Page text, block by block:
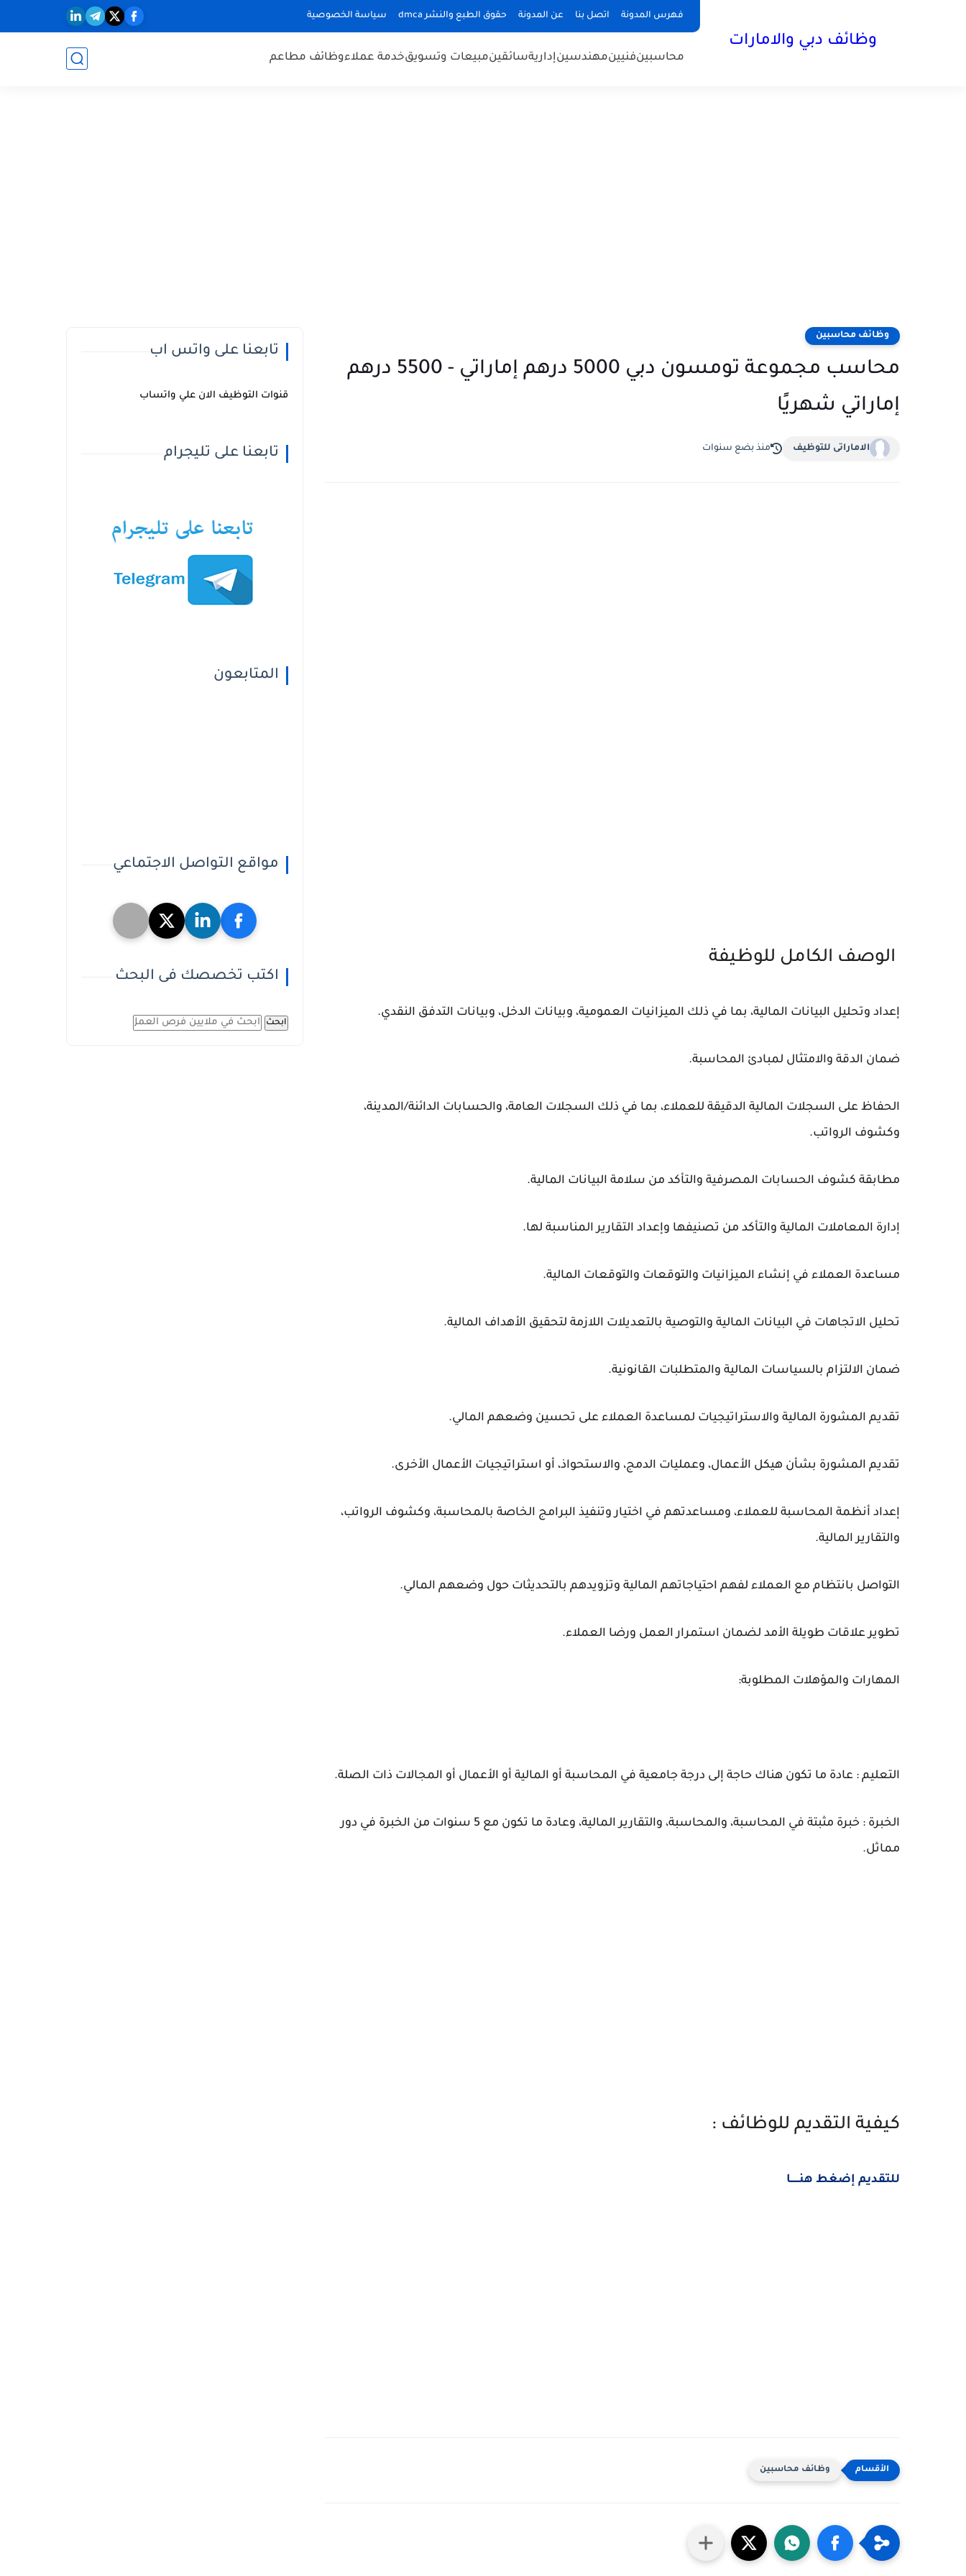
فهرس المدونة اتصل بنا عن المدونة حقوق الطبع والنشر dmca سياسة الخصوصية
وظائف دبي والامارات
محاسبينفنيينمهندسينإداريةسائقينمبيعات وتسويقخدمة عملاءوظائف مطاعم
وظائف محاسبين
محاسب مجموعة تومسون دبي 5000 درهم إماراتي - 5500 درهم
إماراتي شهريًا
الاماراتى للتوظيف منذ بضع سنوات
الوصف الكامل للوظيفة
إعداد وتحليل البيانات المالية، بما في ذلك الميزانيات العمومية، وبيانات الدخل، وبيانات التدفق النقدي.
ضمان الدقة والامتثال لمبادئ المحاسبة.
الحفاظ على السجلات المالية الدقيقة للعملاء، بما في ذلك السجلات العامة، والحسابات الدائنة/المدينة،
وكشوف الرواتب.
مطابقة كشوف الحسابات المصرفية والتأكد من سلامة البيانات المالية.
إدارة المعاملات المالية والتأكد من تصنيفها وإعداد التقارير المناسبة لها.
مساعدة العملاء في إنشاء الميزانيات والتوقعات والتوقعات المالية.
تحليل الاتجاهات في البيانات المالية والتوصية بالتعديلات اللازمة لتحقيق الأهداف المالية.
ضمان الالتزام بالسياسات المالية والمتطلبات القانونية.
تقديم المشورة المالية والاستراتيجيات لمساعدة العملاء على تحسين وضعهم المالي.
تقديم المشورة بشأن هيكل الأعمال، وعمليات الدمج، والاستحواذ، أو استراتيجيات الأعمال الأخرى.
إعداد أنظمة المحاسبة للعملاء، ومساعدتهم في اختيار وتنفيذ البرامج الخاصة بالمحاسبة، وكشوف الرواتب،
والتقارير المالية.
التواصل بانتظام مع العملاء لفهم احتياجاتهم المالية وتزويدهم بالتحديثات حول وضعهم المالي.
تطوير علاقات طويلة الأمد لضمان استمرار العمل ورضا العملاء.
المهارات والمؤهلات المطلوبة:
التعليم : عادة ما تكون هناك حاجة إلى درجة جامعية في المحاسبة أو المالية أو الأعمال أو المجالات ذات الصلة.
الخبرة : خبرة مثبتة في المحاسبة، والمحاسبة، والتقارير المالية، وعادة ما تكون مع 5 سنوات من الخبرة في دور
مماثل.
كيفية التقديم للوظائف :
للتقديم إضغط هنــــــا
وظائف محاسبين
تابعنا على واتس اب
قنوات التوظيف الان علي واتساب
تابعنا على تليجرام
المتابعون
مواقع التواصل الاجتماعي
اكتب تخصصك فى البحث
ابحث